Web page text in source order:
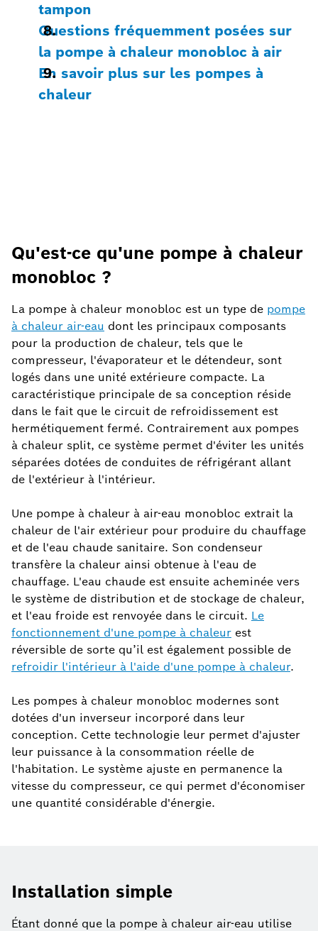
tampon
Questions fréquemment posées sur
la pompe à chaleur monobloc à air
En savoir plus sur les pompes à
chaleur
Qu'est-ce qu'une pompe à chaleur
monobloc ?
La pompe à chaleur monobloc est un type de pompe
à chaleur air-eau dont les principaux composants
pour la production de chaleur, tels que le
compresseur, l'évaporateur et le détendeur, sont
logés dans une unité extérieure compacte. La
caractéristique principale de sa conception réside
dans le fait que le circuit de refroidissement est
hermétiquement fermé. Contrairement aux pompes
à chaleur split, ce système permet d'éviter les unités
séparées dotées de conduites de réfrigérant allant
de l'extérieur à l'intérieur.
Une pompe à chaleur à air-eau monobloc extrait la
chaleur de l'air extérieur pour produire du chauffage
et de l'eau chaude sanitaire. Son condenseur
transfère la chaleur ainsi obtenue à l'eau de
chauffage. L'eau chaude est ensuite acheminée vers
le système de distribution et de stockage de chaleur,
et l'eau froide est renvoyée dans le circuit. Le
fonctionnement d'une pompe à chaleur est
réversible de sorte qu’il est également possible de
refroidir l'intérieur à l'aide d'une pompe à chaleur.
Les pompes à chaleur monobloc modernes sont
dotées d'un inverseur incorporé dans leur
conception. Cette technologie leur permet d'ajuster
leur puissance à la consommation réelle de
l'habitation. Le système ajuste en permanence la
vitesse du compresseur, ce qui permet d'économiser
une quantité considérable d'énergie.
Installation simple
Étant donné que la pompe à chaleur air-eau utilise